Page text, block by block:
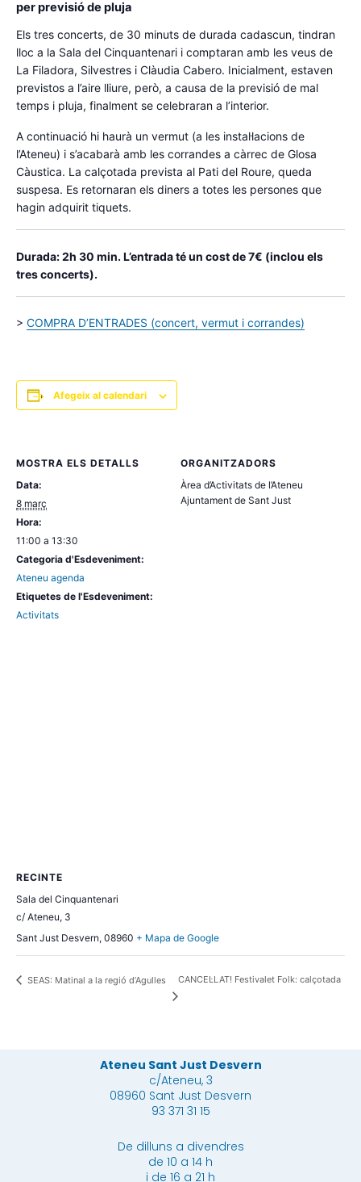
per previsió de pluja
Els tres concerts, de 30 minuts de durada cadascun, tindran
lloc a la Sala del Cinquantenari i comptaran amb les veus de
La Filadora, Silvestres i Clàudia Cabero. Inicialment, estaven
previstos a l’aire lliure, però, a causa de la previsió de mal
temps i pluja, finalment se celebraran a l’interior.
A continuació hi haurà un vermut (a les instal·lacions de
l’Ateneu) i s’acabarà amb les corrandes a càrrec de Glosa
Càustica. La calçotada prevista al Pati del Roure, queda
suspesa. Es retornaran els diners a totes les persones que
hagin adquirit tiquets.
Durada: 2h 30 min. L’entrada té un cost de 7€ (inclou els
tres concerts).
> COMPRA D’ENTRADES (concert, vermut i corrandes)
Afegeix al calendari
MOSTRA ELS DETALLS
Data:
8 març
Hora:
11:00 a 13:30
Categoria d'Esdeveniment:
Ateneu agenda
Etiquetes de l'Esdeveniment:
Activitats
ORGANITZADORS
Àrea d’Activitats de l’Ateneu
Ajuntament de Sant Just
RECINTE
Sala del Cinquantenari
c/ Ateneu, 3
Sant Just Desvern, 08960 + Mapa de Google
SEAS: Matinal a la regió d’Agulles CANCEL·LAT! Festivalet Folk: calçotada
Ateneu Sant Just Desvern
c/Ateneu, 3
08960 Sant Just Desvern
93 371 31 15
De dilluns a divendres
de 10 a 14 h
i de 16 a 21 h